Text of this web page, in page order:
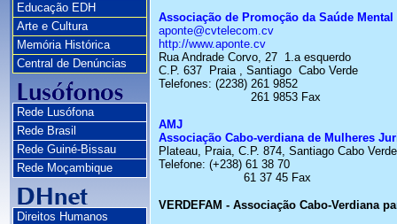
Educação EDH
Arte e Cultura
Memória Histórica
Central de Denúncias
Rede Lusófona
Rede Brasil
Rede Guiné-Bissau
Rede Moçambique
Direitos Humanos
Associação de Promoção da Saúde Mental
aponte@cvtelecom.cv
http://www.aponte.cv
Rua Andrade Corvo, 27 1.a esquerdo
C.P. 637
Praia , Santiago Cabo Verde
Telefones: (2238) 261 9852
261 9853 Fax
AMJ
Associação Cabo-verdianade Mulheres
Plateau, Praia, C.P. 874, Santiago Cabo Verde
Telefone: (+238) 61 38 70
61 37 45 Fax
VERDEFAM - Associação Cabo-Verdiana